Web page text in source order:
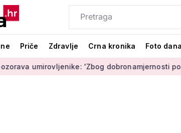
Priče Zdravlje Crna kronika Foto dana
'Zbog dobronamjernosti postaju